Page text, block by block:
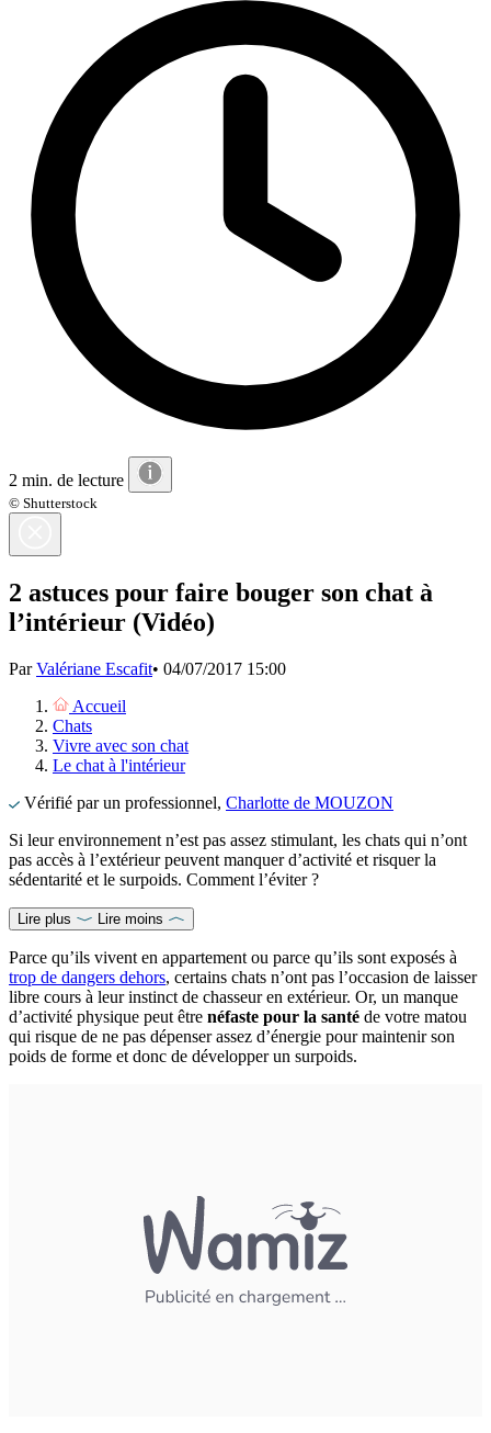
2 min. de lecture
© Shutterstock
2 astuces pour faire bouger son chat à
l’intérieur (Vidéo)
ParValériane Escafit• 04/07/2017 15:00
Accueil
Chats
Vivre avec son chat
Le chat à l'intérieur
Vérifié par un professionnel, Charlotte de MOUZON
Si leur environnement n’est pas assez stimulant, les chats qui n’ont
pas accès à l’extérieur peuvent manquer d’activité et risquer la
sédentarité et le surpoids. Comment l’éviter ?
Lire plus Lire moins
Parce qu’ils vivent en appartement ou parce qu’ils sont exposés à
trop de dangers dehors, certains chats n’ont pas l’occasion de laisser
libre cours à leur instinct de chasseur en extérieur. Or, un manque
d’activité physique peut être néfaste pour la santé de votre matou
qui risque de ne pas dépenser assez d’énergie pour maintenir son
poids de forme et donc de développer un surpoids.